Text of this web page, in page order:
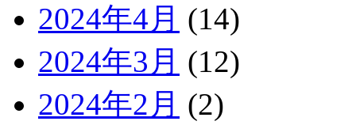
2024年4月 (14)
2024年3月 (12)
2024年2月 (2)